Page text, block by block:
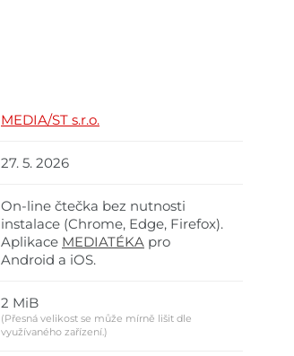
MEDIA/ST s.r.o.
27. 5. 2026
On-line čtečka bez nutnosti
instalace (Chrome, Edge, Firefox).
Aplikace MEDIATÉKA pro
Android a iOS.
2 MiB
(Přesná velikost se může mírně lišit dle
využívaného zařízení.)